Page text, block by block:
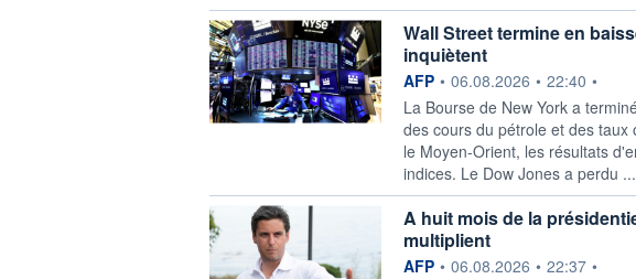
Wall Street termine en
inquiètent
information fournie par
AFP • 06.08.2026 • 22:40 •
La Bourse de New York a
des cours du pétrole et des
le Moyen-Orient, les résultats
indices. Le Dow Jones a perdu ...
A huit mois de la
multiplient
information fournie par
AFP • 06.08.2026 • 22:37 •